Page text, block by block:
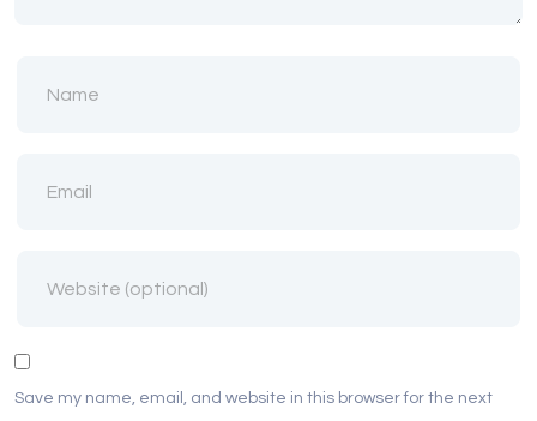
Save my name, email, and website in this browser for the next